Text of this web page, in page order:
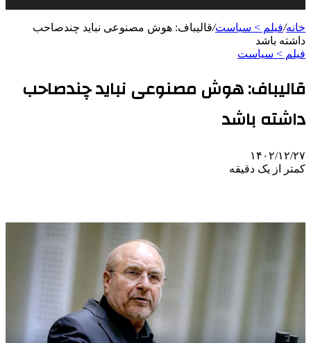
خانه/فیلم > سیاست/قالیباف: هوش مصنوعی نباید چندصاحب
داشته باشد
فیلم > سیاست
قالیباف: هوش مصنوعی نباید چندصاحب
داشته باشد
۱۴۰۲/۱۲/۲۷
کمتر از یک دقیقه